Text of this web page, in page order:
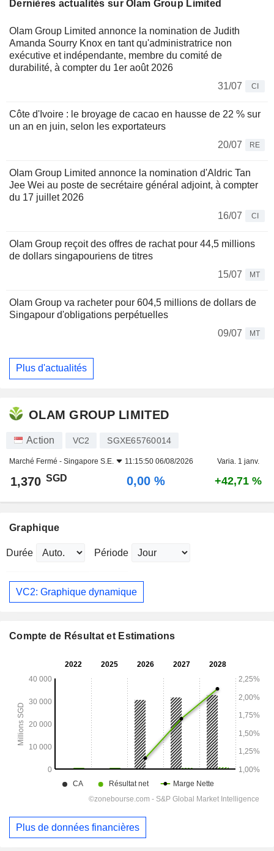
Dernières actualités sur Olam Group Limited
Olam Group Limited annonce la nomination de Judith
Amanda Sourry Knox en tant qu'administratrice non
exécutive et indépendante, membre du comité de
durabilité, à compter du 1er août 2026
31/07
CI
Côte d'Ivoire : le broyage de cacao en hausse de 22 % sur
un an en juin, selon les exportateurs
20/07
RE
Olam Group Limited annonce la nomination d'Aldric Tan
Jee Wei au poste de secrétaire général adjoint, à compter
du 17 juillet 2026
16/07
CI
Olam Group reçoit des offres de rachat pour 44,5 millions
de dollars singapouriens de titres
15/07
MT
Olam Group va racheter pour 604,5 millions de dollars de
Singapour d'obligations perpétuelles
09/07
MT
Plus d'actualités
OLAM GROUP LIMITED
Action VC2 SGXE65760014
Marché Fermé - Singapore S.E. 11:15:50 06/08/2026 Varia. 1 janv.
1,370 SGD 0,00 % +42,71 %
Graphique
Durée Période
VC2: Graphique dynamique
Compte de Résultat et Estimations
Plus de données financières